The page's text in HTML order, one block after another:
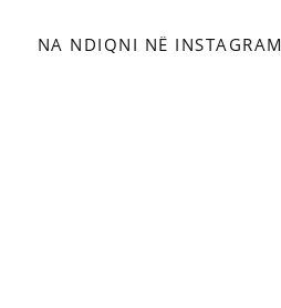
NA NDIQNI NË INSTAGRAM